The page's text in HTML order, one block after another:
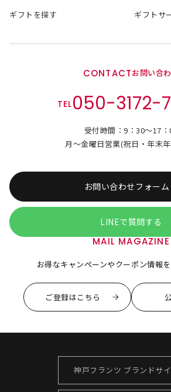
ギフトを探す ギフトサ
CONTACTお問い合
TEL050-3172-
受付時間：9：30～17
月～金曜日営業(祝日・年末
お問い合わせフォーム
LINEで質問する
MAIL MAGAZINE
お得なキャンペーンやクーポン情報を
ご登録はこちら
神戸フランツ ブランドサ